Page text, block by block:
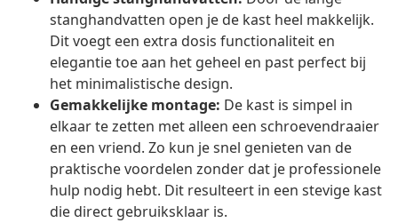
stanghandvatten open je de kast heel makkelijk.
Dit voegt een extra dosis functionaliteit en
elegantie toe aan het geheel en past perfect bij
het minimalistische design.
Gemakkelijke montage: De kast is simpel in
elkaar te zetten met alleen een schroevendraaier
en een vriend. Zo kun je snel genieten van de
praktische voordelen zonder dat je professionele
hulp nodig hebt. Dit resulteert in een stevige kast
die direct gebruiksklaar is.